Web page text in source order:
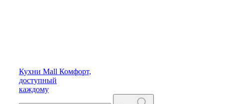
Кухни Mall Комфорт,
доступный
каждому